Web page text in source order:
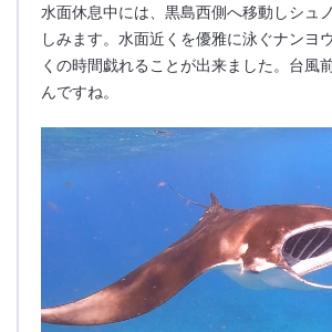
水面休息中には、黒島西側へ移動しシュ
しみます。水面近くを優雅に泳ぐナンヨ
くの時間戯れることが出来ました。台風
んですね。